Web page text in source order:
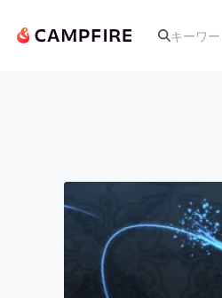
アート
テクノ